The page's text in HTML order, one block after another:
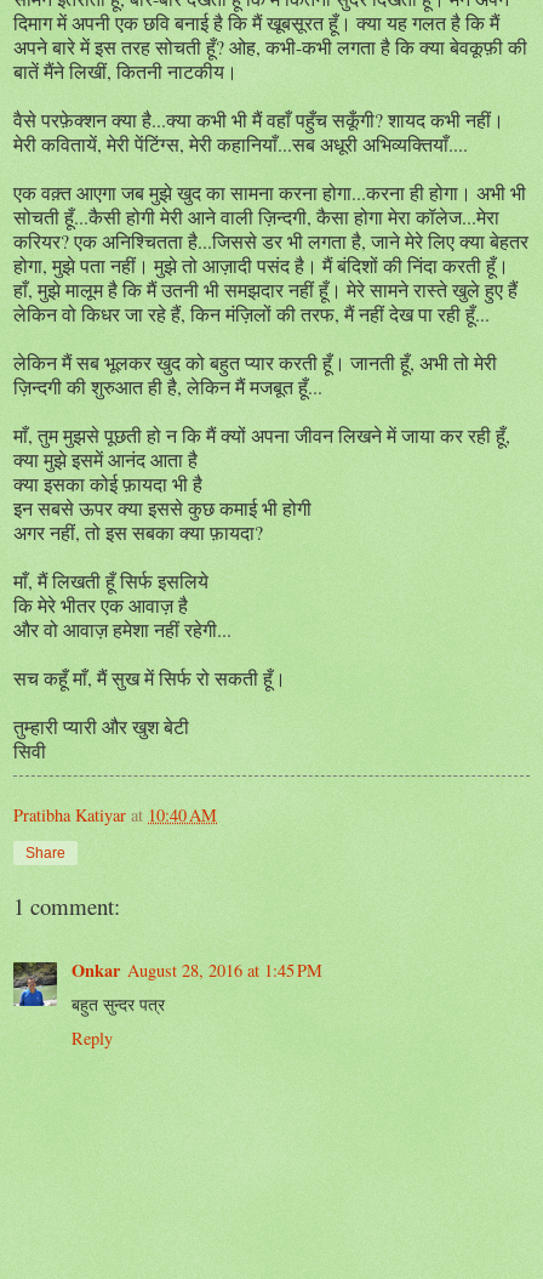
दिमाग में अपनी एक छवि बनाई है कि मैं खूबसूरत हूँ। क्या यह गलत है कि मैं
अपने बारे में इस तरह सोचती हूँ? ओह, कभी-कभी लगता है कि क्या बेवकूफ़ी की
बातें मैंने लिखीं, कितनी नाटकीय।
वैसे परफ़ेक्शन क्या है...क्या कभी भी मैं वहाँ पहुँच सकूँगी? शायद कभी नहीं।
मेरी कवितायें, मेरी पेंटिंग्स, मेरी कहानियाँ...सब अधूरी अभिव्यक्तियाँ....
एक वक़्त आएगा जब मुझे खुद का सामना करना होगा...करना ही होगा। अभी भी
सोचती हूँ...कैसी होगी मेरी आने वाली ज़िन्दगी, कैसा होगा मेरा कॉलेज...मेरा
करियर? एक अनिश्चितता है...जिससे डर भी लगता है, जाने मेरे लिए क्या बेहतर
होगा, मुझे पता नहीं। मुझे तो आज़ादी पसंद है। मैं बंदिशों की निंदा करती हूँ।
हाँ, मुझे मालूम है कि मैं उतनी भी समझदार नहीं हूँ। मेरे सामने रास्ते खुले हुए हैं
लेकिन वो किधर जा रहे हैं, किन मंज़िलों की तरफ, मैं नहीं देख पा रही हूँ...
लेकिन मैं सब भूलकर खुद को बहुत प्यार करती हूँ। जानती हूँ, अभी तो मेरी
ज़िन्दगी की शुरुआत ही है, लेकिन मैं मजबूत हूँ...
माँ, तुम मुझसे पूछती हो न कि मैं क्यों अपना जीवन लिखने में जाया कर रही हूँ,
क्या मुझे इसमें आनंद आता है
क्या इसका कोई फ़ायदा भी है
इन सबसे ऊपर क्या इससे कुछ कमाई भी होगी
अगर नहीं, तो इस सबका क्या फ़ायदा?
माँ, मैं लिखती हूँ सिर्फ इसलिये
कि मेरे भीतर एक आवाज़ है
और वो आवाज़ हमेशा नहीं रहेगी...
सच कहूँ माँ, मैं सुख में सिर्फ रो सकती हूँ।
तुम्हारी प्यारी और खुश बेटी
सिवी
Pratibha Katiyar at 10:40 AM
Share
1 comment:
Onkar August 28, 2016 at 1:45 PM
बहुत सुन्दर पत्र
Reply